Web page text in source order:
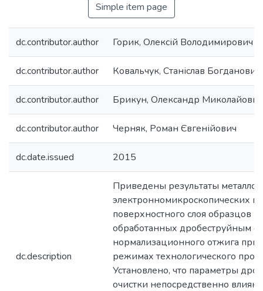
Simple item page
dc.contributor.author Горик, Олексій Володимирович
dc.contributor.author Ковальчук, Станіслав Богданович
dc.contributor.author Брикун, Олександр Миколайович
dc.contributor.author Черняк, Роман Євгенійович
dc.date.issued 2015
dc.description
Приведены результаты
электронномикроскопических
поверхностного слоя образцов
обработанных дробеструйным
нормализационного отжига при
режимах технологического
Установлено, что параметры
очистки непосредственно